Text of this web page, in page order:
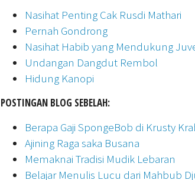
Nasihat Penting Cak Rusdi Mathari
Pernah Gondrong
Nasihat Habib yang Mendukung
Undangan Dangdut Rembol
Hidung Kanopi
POSTINGAN BLOG SEBELAH:
Berapa Gaji SpongeBob di Krusty
Ajining Raga saka Busana
Memaknai Tradisi Mudik Lebaran
Belajar Menulis Lucu dari Mahbub